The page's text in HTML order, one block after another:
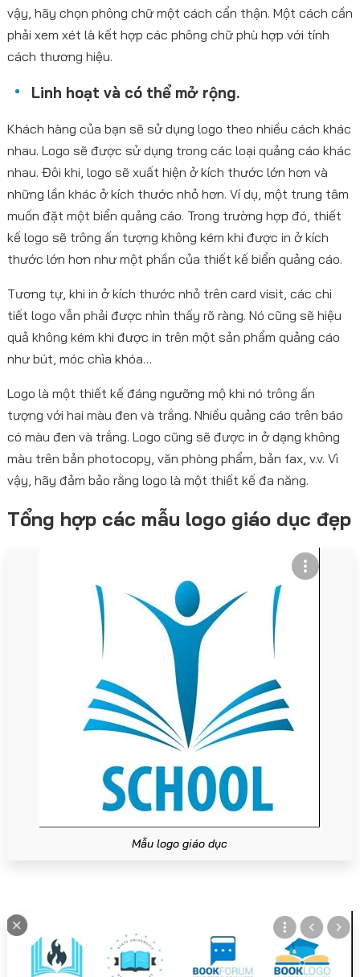
vậy, hãy chọn phông chữ một cách cẩn thận. Một cách cần
phải xem xét là kết hợp các phông chữ phù hợp với tính
cách thương hiệu.
Linh hoạt và có thể mở rộng.
Khách hàng của bạn sẽ sử dụng logo theo nhiều cách khác
nhau. Logo sẽ được sử dụng trong các loại quảng cáo khác
nhau. Đôi khi, logo sẽ xuất hiện ở kích thước lớn hơn và
những lần khác ở kích thước nhỏ hơn. Ví dụ, một trung tâm
muốn đặt một biển quảng cáo. Trong trường hợp đó, thiết
kế logo sẽ trông ấn tượng không kém khi được in ở kích
thước lớn hơn như một phần của thiết kế biển quảng cáo.
Tương tự, khi in ở kích thước nhỏ trên card visit, các chi
tiết logo vẫn phải được nhìn thấy rõ ràng. Nó cũng sẽ hiệu
quả không kém khi được in trên một sản phẩm quảng cáo
như bút, móc chìa khóa…
Logo là một thiết kế đáng ngưỡng mộ khi nó trông ấn
tượng với hai màu đen và trắng. Nhiều quảng cáo trên báo
có màu đen và trắng. Logo cũng sẽ được in ở dạng không
màu trên bản photocopy, văn phòng phẩm, bản fax, v.v. Vì
vậy, hãy đảm bảo rằng logo là một thiết kế đa năng.
Tổng hợp các mẫu logo giáo dục đẹp
Mẫu logo giáo dục